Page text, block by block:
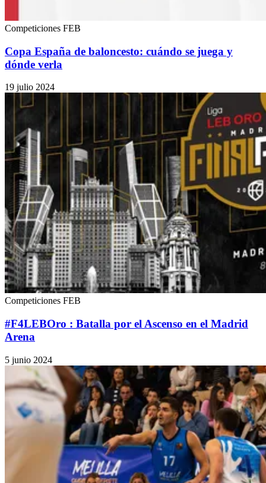
Competiciones FEB
Copa España de baloncesto: cuándo se juega y
dónde verla
19 julio 2024
Competiciones FEB
#F4LEBOro : Batalla por el Ascenso en el Madrid
Arena
5 junio 2024